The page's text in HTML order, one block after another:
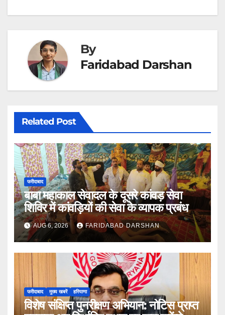
By
Faridabad Darshan
Related Post
फरीदाबाद
बाबा महाकाल सेवादल के दूसरे कांवड़ सेवा
शिविर में कांवड़ियों की सेवा के व्यापक प्रबंध
AUG 6, 2026 FARIDABAD DARSHAN
फरीदाबाद मुख्य खबरें हरियाणा
विशेष संक्षिप्त पुनरीक्षण अभियान: नोटिस प्राप्त